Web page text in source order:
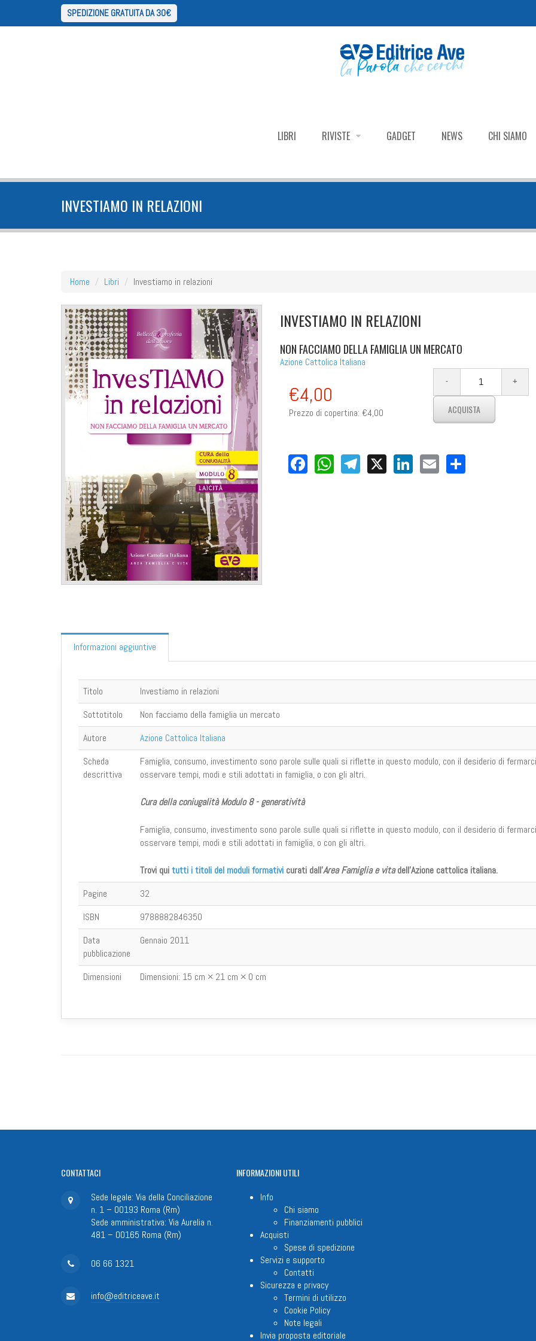
SPEDIZIONE GRATUITA DA 30€
LIBRI RIVISTE GADGET NEWS CHI SIAMO
INVESTIAMO IN RELAZIONI
Home Libri Investiamo in relazioni
INVESTIAMO IN RELAZIONI
NON FACCIAMO DELLA FAMIGLIA UN MERCATO
Azione Cattolica Italiana
€4,00
Prezzo di copertina: €4,00
Facebook
WhatsApp
Telegram
X LinkedIn
EmailShare
Informazioni aggiuntive
Titolo
Investiamo in relazioni
Sottotitolo
Non facciamo della famiglia un mercato
Autore
Azione Cattolica Italiana
Scheda
descrittiva
Famiglia, consumo, investimento sono parole sulle quali si riflette in questo modulo, con il desiderio di
osservare tempi, modi e stili adottati in famiglia, o con gli altri.
Cura della coniugalità Modulo 8 - generatività
Famiglia, consumo, investimento sono parole sulle quali si riflette in questo modulo, con il desiderio di
osservare tempi, modi e stili adottati in famiglia, o con gli altri.
Trovi quitutti i titoli del moduli formativi curati dall'Area Famiglia e vitadell'Azione cattolica italiana.
Pagine
32
ISBN
9788882846350
Data
pubblicazione
Gennaio 2011
Dimensioni Dimensioni: 15 cm × 21 cm × 0 cm
CONTATTACI
Sede legale: Via della Conciliazione
n. 1 – 00193 Roma (Rm)
Sede amministrativa: Via Aurelia n.
481 – 00165 Roma (Rm)
06 66 1321
info@editriceave.it
INFORMAZIONIUTILI
Info
Chi siamo
Finanziamenti pubblici
Acquisti
Spese di spedizione
Servizi e supporto
Contatti
Sicurezza e privacy
Termini di utilizzo
Cookie Policy
Note legali
Invia proposta editoriale